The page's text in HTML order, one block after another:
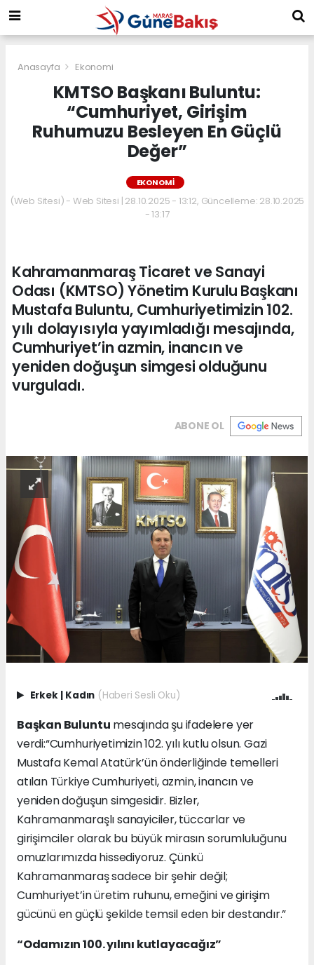
Anasayfa Ekonomi
KMTSO Başkanı Buluntu:
“Cumhuriyet, Girişim
Ruhumuzu Besleyen En Güçlü
Değer”
EKONOMI
(Web Sitesi) - Web Sitesi | 28.10.2025 - 13:12, Güncelleme: 28.10.2025
- 13:17
Kahramanmaraş Ticaret ve Sanayi
Odası (KMTSO) Yönetim Kurulu Başkanı
Mustafa Buluntu, Cumhuriyetimizin 102.
yılı dolayısıyla yayımladığı mesajında,
Cumhuriyet’in azmin, inancın ve
yeniden doğuşun simgesi olduğunu
vurguladı.
ABONE OL
Erkek | Kadın (Haberi Sesli Oku)
Başkan Buluntu mesajında şu ifadelere yer
verdi:“Cumhuriyetimizin 102. yılı kutlu olsun. Gazi
Mustafa Kemal Atatürk’ün önderliğinde temelleri
atılan Türkiye Cumhuriyeti, azmin, inancın ve
yeniden doğuşun simgesidir. Bizler,
Kahramanmaraşlı sanayiciler, tüccarlar ve
girişimciler olarak bu büyük mirasın sorumluluğunu
omuzlarımızda hissediyoruz. Çünkü
Kahramanmaraş sadece bir şehir değil;
Cumhuriyet’in üretim ruhunu, emeğini ve girişim
gücünü en güçlü şekilde temsil eden bir destandır.”
“Odamızın 100. yılını kutlayacağız”